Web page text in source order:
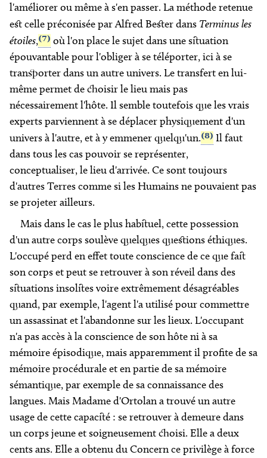
l'améliorer ou même à s'en passer. La méthode retenue
est celle préconisée par Alfred Bester dans Terminus les
étoiles,(7) où l'on place le sujet dans une situation
épouvantable pour l'obliger à se téléporter, ici à se
transporter dans un autre univers. Le transfert en lui-
même permet de choisir le lieu mais pas
nécessairement l'hôte. Il semble toutefois que les vrais
experts parviennent à se déplacer physiquement d'un
univers à l'autre, et à y emmener quelqu'un.(8) Il faut
dans tous les cas pouvoir se représenter,
conceptualiser, le lieu d'arrivée. Ce sont toujours
d'autres Terres comme si les Humains ne pouvaient pas
se projeter ailleurs.
Mais dans le cas le plus habituel, cette possession
d'un autre corps soulève quelques questions éthiques.
L'occupé perd en effet toute conscience de ce que fait
son corps et peut se retrouver à son réveil dans des
situations insolites voire extrêmement désagréables
quand, par exemple, l'agent l'a utilisé pour commettre
un assassinat et l'abandonne sur les lieux. L'occupant
n'a pas accès à la conscience de son hôte ni à sa
mémoire épisodique, mais apparemment il profite de sa
mémoire procédurale et en partie de sa mémoire
sémantique, par exemple de sa connaissance des
langues. Mais Madame d'Ortolan a trouvé un autre
usage de cette capacité : se retrouver à demeure dans
un corps jeune et soigneusement choisi. Elle a deux
cents ans. Elle a obtenu duConcernce privilège à force